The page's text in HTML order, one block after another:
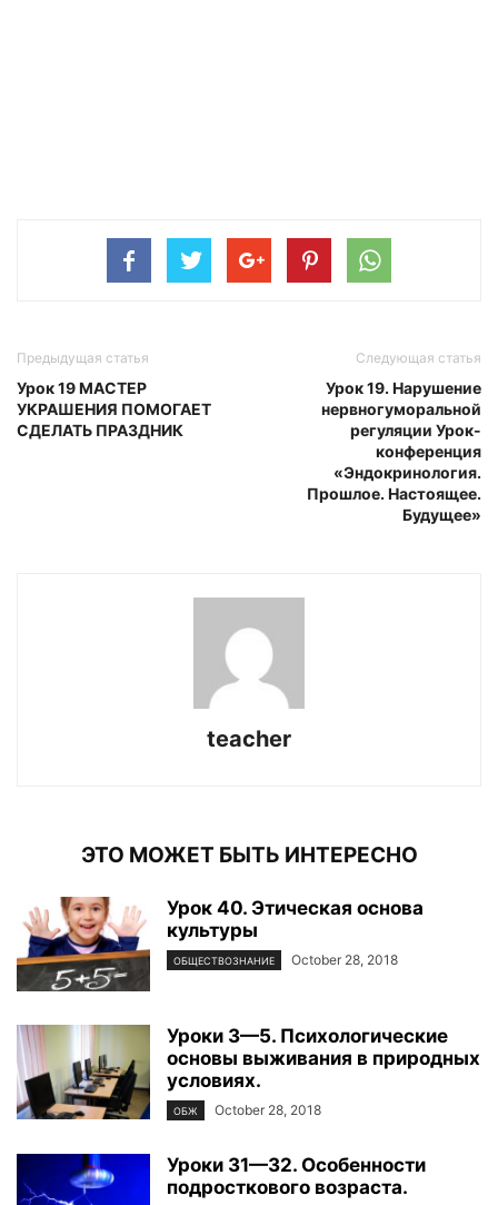
Предыдущая статья
Урок 19 МАСТЕР
УКРАШЕНИЯ ПОМОГАЕТ
СДЕЛАТЬ ПРАЗДНИК
Следующая статья
Урок 19. Нарушение
нервногуморальной
регуляции Урок-
конференция
«Эндокринология.
Прошлое. Настоящее.
Будущее»
teacher
ЭТО МОЖЕТ БЫТЬ ИНТЕРЕСНО
Урок 40. Этическая основа
культуры
ОБЩЕСТВОЗНАНИЕ October 28, 2018
Уроки 3—5. Психологические
основы выживания в природных
условиях.
ОБЖ October 28, 2018
Уроки 31—32. Особенности
подросткового возраста.